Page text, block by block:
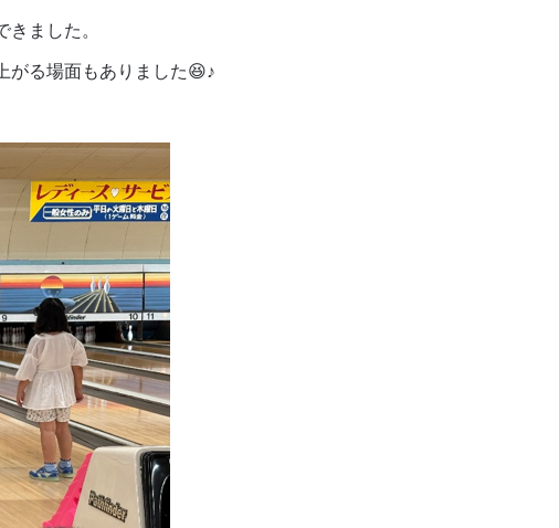
ました。
る場面もありました😆♪